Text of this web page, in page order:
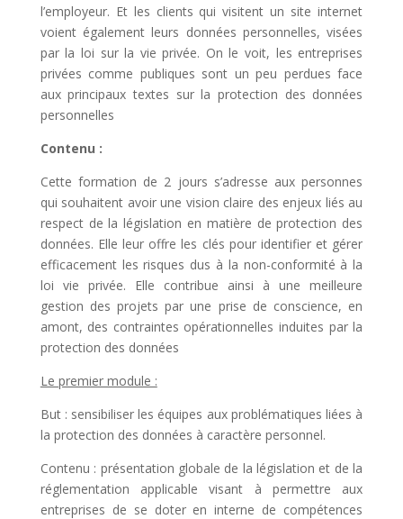
l’employeur. Et les clients qui visitent un site internet
voient également leurs données personnelles, visées
par la loi sur la vie privée. On le voit, les entreprises
privées comme publiques sont un peu perdues face
aux principaux textes sur la protection des données
personnelles
Contenu :
Cette formation de 2 jours s’adresse aux personnes
qui souhaitent avoir une vision claire des enjeux liés au
respect de la législation en matière de protection des
données. Elle leur offre les clés pour identifier et gérer
efficacement les risques dus à la non-conformité à la
loi vie privée. Elle contribue ainsi à une meilleure
gestion des projets par une prise de conscience, en
amont, des contraintes opérationnelles induites par la
protection des données
Le premier module :
But : sensibiliser les équipes aux problématiques liées à
la protection des données à caractère personnel.
Contenu : présentation globale de la législation et de la
réglementation applicable visant à permettre aux
entreprises de se doter en interne de compétences